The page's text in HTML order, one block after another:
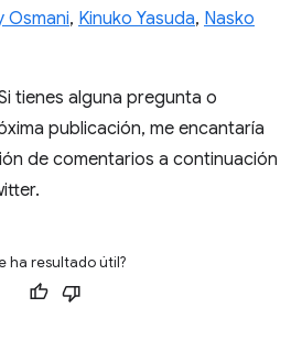
Osmani, Kinuko Yasuda, Nasko
tienes alguna pregunta o
publicación, me encantaría
de comentarios a continuación
ha resultado útil?